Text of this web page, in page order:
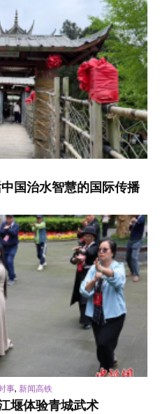
国治水智慧的国际传播
事, 新闻高铁
堰体验青城武术